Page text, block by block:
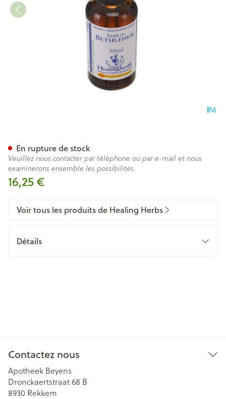
16,25 €
En rupture de stock
Veuillez nous contacter par téléphone ou par e-mail et nous
examinerons ensemble les possibilités.
Voir tous les produits de Healing Herbs
Détails
Contactez nous
Apotheek Beyens
Dronckaertstraat 68 B
8930 Rekkem